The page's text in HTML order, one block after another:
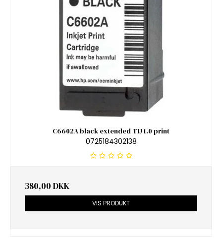
C6602A black extended TIJ 1.0 print
0725184302138
380,00 DKK
VIS PRODUKT